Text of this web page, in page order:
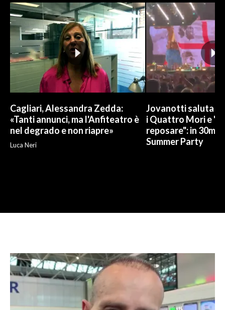
Cagliari, Alessandra Zedda:
«Tanti annunci, ma l'Anfiteatro è
nel degrado e non riapre»
Luca Neri
Jovanotti saluta la
i Quattro Mori e
reposare": in
Summer Party